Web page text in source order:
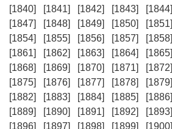
[1840]
[1841] [1842] [1843] [1844]
[1847]
[1848] [1849] [1850] [1851]
[1854]
[1855] [1856] [1857] [1858]
[1861]
[1862] [1863] [1864] [1865]
[1868]
[1869] [1870] [1871] [1872]
[1875]
[1876] [1877] [1878] [1879]
[1882]
[1883] [1884] [1885] [1886]
[1889]
[1890] [1891] [1892] [1893]
[1896]
[1897] [1898] [1899] [1900]